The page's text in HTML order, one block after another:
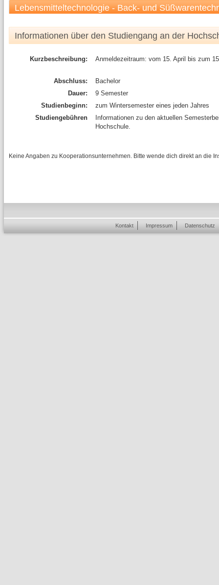
Lebensmitteltechnologie - Back- und
Informationen über den Studiengang an der
Kurzbeschreibung: Anmeldezeitraum: vom 15. April bis zum
Abschluss:
Bachelor
Dauer:
9 Semester
Studienbeginn:
zum Wintersemester eines jeden Jahres
Studiengebühren
Informationen zu den aktuellen
Hochschule.
Keine Angaben zu Kooperationsunternehmen. Bitte wende dich direkt an die
Kontakt Impressum Datenschutz